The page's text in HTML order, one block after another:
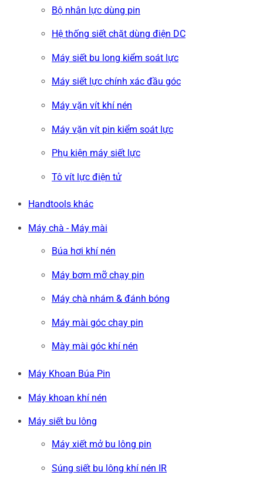
Bộ nhân lực dùng pin
Hệ thống siết chặt dùng điện DC
Máy siết bu long kiểm soát lực
Máy siết lực chính xác đầu góc
Máy vặn vít khí nén
Máy vặn vít pin kiểm soát lực
Phụ kiện máy siết lực
Tô vít lực điện tử
Handtools khác
Máy chà - Máy mài
Búa hơi khí nén
Máy bơm mỡ chạy pin
Máy chà nhám & đánh bóng
Máy mài góc chạy pin
Mày mài góc khí nén
Máy Khoan Búa Pin
Máy khoan khí nén
Máy siết bu lông
Máy xiết mở bu lông pin
Súng siết bu lông khí nén IR